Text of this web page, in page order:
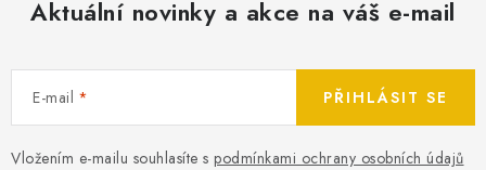
Aktuální novinky a akce na váš e-mail
E-mail
Vložením e-mailu souhlasíte s podmínkami ochrany osobních údajů
PŘIHLÁSIT SE